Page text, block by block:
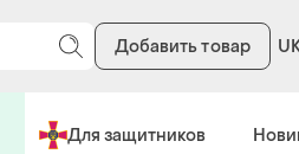
Добавить товар
Для защитников